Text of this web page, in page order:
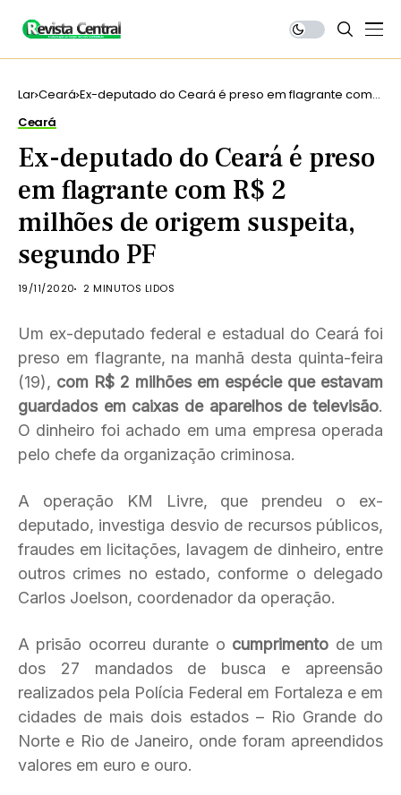
Lar Ceará Ex-deputado do Ceará é preso em flagrante com
Ceará
Ex-deputado do Ceará é preso
em flagrante com R$ 2
milhões de origem suspeita,
segundo PF
19/11/2020 2 MINUTOS LIDOS
Um ex-deputado federal e estadual do Ceará foi
preso em flagrante, na manhã desta quinta-feira
(19), com R$ 2 milhões em espécie que estavam
guardados em caixas de aparelhos de televisão.
O dinheiro foi achado em uma empresa operada
pelo chefe da organização criminosa.
A operação KM Livre, que prendeu o ex-
deputado, investiga desvio de recursos públicos,
fraudes em licitações, lavagem de dinheiro, entre
outros crimes no estado, conforme o delegado
Carlos Joelson, coordenador da operação.
A prisão ocorreu durante o cumprimento de um
dos 27 mandados de busca e apreensão
realizados pela Polícia Federal em Fortaleza e em
cidades de mais dois estados – Rio Grande do
Norte e Rio de Janeiro, onde foram apreendidos
valores em euro e ouro.